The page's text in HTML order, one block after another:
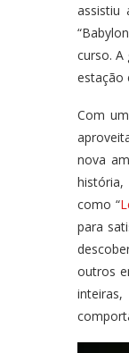
assistiu
curso. A
estação
Com
nova
como “
para
outros